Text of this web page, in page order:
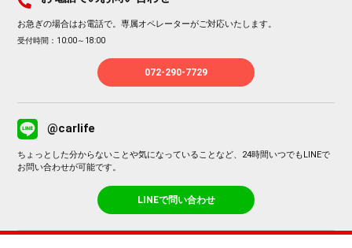
お急ぎの場合はお電話で。専属オペレーターがご対応いたします。
受付時間：10:00～18:00
072-290-7729
@carlife
ちょっとした分からないことや気になっていることなど、24時間いつでもLINEで
お問い合わせが可能です。
LINEで問い合わせ